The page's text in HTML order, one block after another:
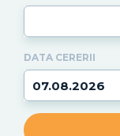
DATA CERERII